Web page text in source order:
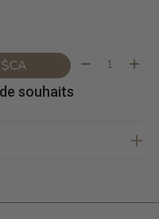
— 2,29$CA Quantité:
souhaits